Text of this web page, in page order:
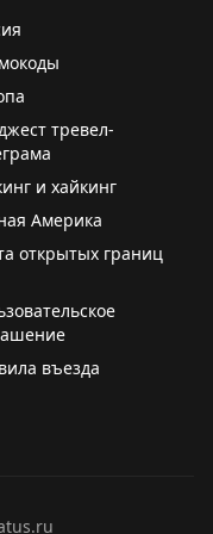
тревел-
и хайкинг
Америка
открытых границ
въезда